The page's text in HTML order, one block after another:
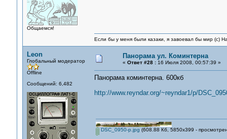
Общаемся!
Если бы у меня были казаки, я завоевал бы мир (с)
Leon
Глобальный модератор
Offline
Сообщений: 6,482
Панорама ул. Коминтерна
« Ответ #28 :16 Июля 2008, 00:57:39 »
Панорама коминтерна. 600кб
http://www.reyndar.org/~reyndar1/p/
DSC_0950-p.jpg (608.88 Кб, 5850x399 -